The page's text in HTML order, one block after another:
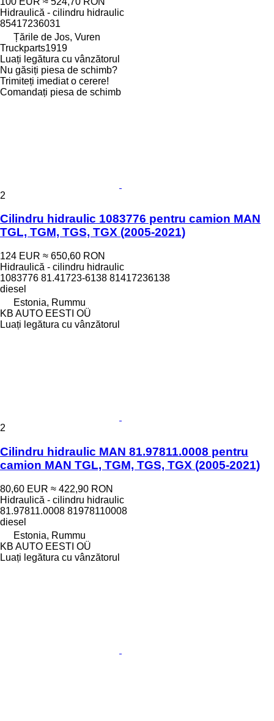
Hidraulică - cilindru hidraulic
85417236031
Țările de Jos, Vuren
Truckparts1919
Luați legătura cu vânzătorul
Nu găsiți piesa de schimb?
Trimiteți imediat o cerere!
Comandați piesa de schimb
2
Cilindru hidraulic 1083776 pentru camion MAN
TGL, TGM, TGS, TGX (2005-2021)
124 EUR ≈ 650,60 RON
Hidraulică - cilindru hidraulic
1083776 81.41723-6138 81417236138
diesel
Estonia, Rummu
KB AUTO EESTI OÜ
Luați legătura cu vânzătorul
2
Cilindru hidraulic MAN 81.97811.0008 pentru
camion MAN TGL, TGM, TGS, TGX (2005-2021)
80,60 EUR ≈ 422,90 RON
Hidraulică - cilindru hidraulic
81.97811.0008 81978110008
diesel
Estonia, Rummu
KB AUTO EESTI OÜ
Luați legătura cu vânzătorul